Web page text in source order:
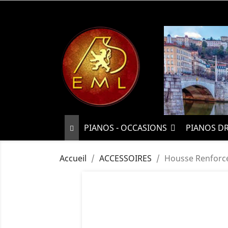
PIANOS - OCCASIONS PIANOS
Accueil ACCESSOIRES Housse